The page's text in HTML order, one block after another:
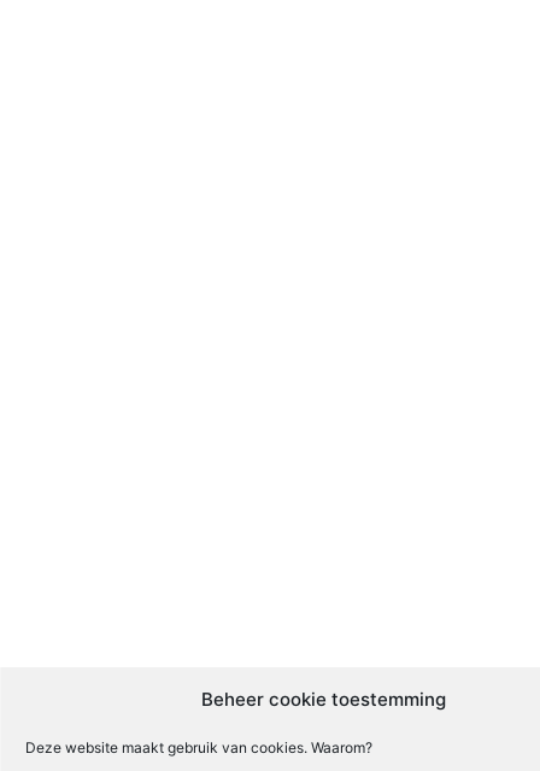
Beheer cookie toestemming
Deze website maakt gebruik van cookies. Waarom?